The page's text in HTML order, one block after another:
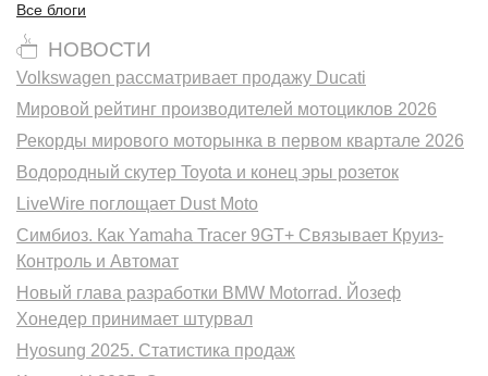
Все блоги
НОВОСТИ
Volkswagen рассматривает продажу Ducati
Мировой рейтинг производителей мотоциклов 2026
Рекорды мирового моторынка в первом квартале 2026
Водородный скутер Toyota и конец эры розеток
LiveWire поглощает Dust Moto
Симбиоз. Как Yamaha Tracer 9GT+ Связывает Круиз-
Контроль и Автомат
Новый глава разработки BMW Motorrad. Йозеф
Хонедер принимает штурвал
Hyosung 2025. Статистика продаж